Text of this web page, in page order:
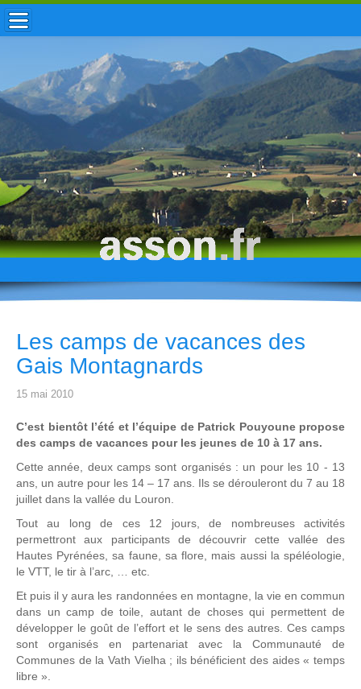
ACCUEIL / INFOS
MUNICIPALITÉ
VIE LOCALE
ENFANCE
TOURISME
HISTOIRE
Les camps de vacances des
Gais Montagnards
15 mai 2010
C’est bientôt l’été et l’équipe de Patrick Pouyoune propose
des camps de vacances pour les jeunes de 10 à 17 ans.
Cette année, deux camps sont organisés : un pour les 10 - 13
ans, un autre pour les 14 – 17 ans. Ils se dérouleront du 7 au 18
juillet dans la vallée du Louron.
Tout au long de ces 12 jours, de nombreuses activités
permettront aux participants de découvrir cette vallée des
Hautes Pyrénées, sa faune, sa flore, mais aussi la spéléologie,
le VTT, le tir à l’arc, … etc.
Et puis il y aura les randonnées en montagne, la vie en commun
dans un camp de toile, autant de choses qui permettent de
développer le goût de l’effort et le sens des autres. Ces camps
sont organisés en partenariat avec la Communauté de
Communes de la Vath Vielha ; ils bénéficient des aides « temps
libre ».